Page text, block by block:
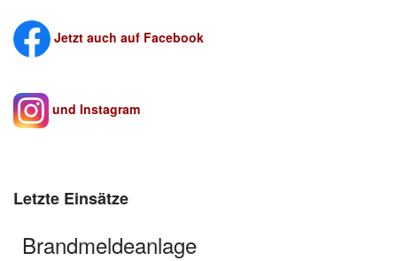
Jetzt auch auf Facebook
und Instagram
Letzte Einsätze
Brandmeldeanlage